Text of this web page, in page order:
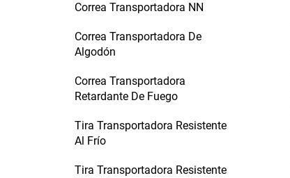
Correa Transportadora NN
Correa Transportadora De
Algodón
Correa Transportadora
Retardante De Fuego
Tira Transportadora Resistente
Al Frío
Tira Transportadora Resistente